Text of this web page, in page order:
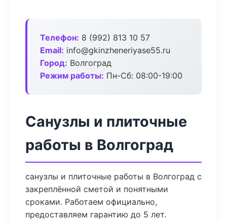
Телефон: 8 (992) 813 10 57
Email: info@gkinzheneriyase55.ru
Город: Волгоград
Режим работы: Пн-Сб: 08:00-19:00
Санузлы и плиточные
работы в Волгоград
санузлы и плиточные работы в Волгоград с
закреплённой сметой и понятными
сроками. Работаем официально,
предоставляем гарантию до 5 лет.